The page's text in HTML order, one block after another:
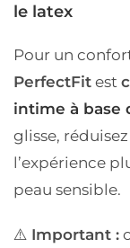
le latex
Pour un
PerfectFit est
intime à base
glisse,
l’expérience
peau sensible.
⚠️ Important :